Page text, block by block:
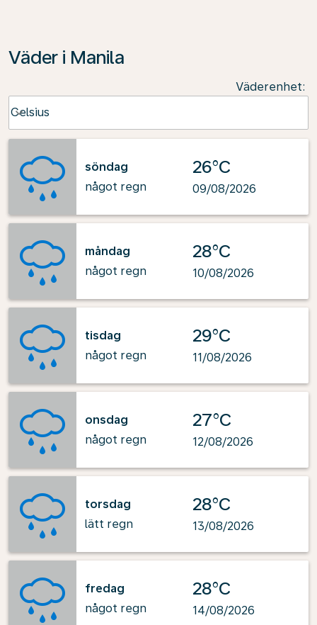
Väder i Manila
Väderenhet:
Celsius
keyboard_arrow_down
söndag
något regn
26°C
09/08/2026
måndag
något regn
28°C
10/08/2026
tisdag
något regn
29°C
11/08/2026
onsdag
något regn
27°C
12/08/2026
torsdag
lätt regn
28°C
13/08/2026
fredag
något regn
28°C
14/08/2026